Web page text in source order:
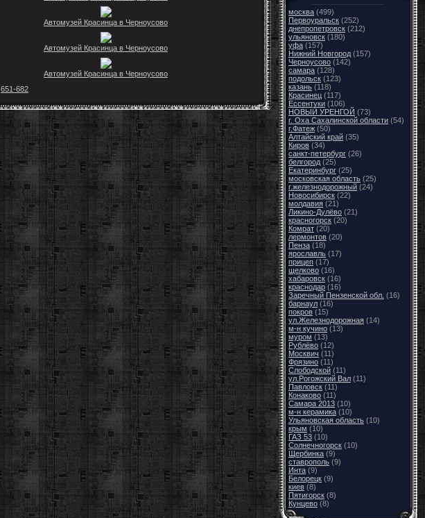
Автомузей Красинца в Черноусово
Автомузей Красинца в Черноусово
Автомузей Красинца в Черноусово
651-682
москва (499)
Первоуральск (252)
днепропетровск (212)
ульяновск (180)
уфа (157)
Нижний Новгород (157)
Черноусово (142)
самара (128)
подольск (123)
казань (118)
Красинец (117)
Ессентуки (106)
НОВЫЙ УРЕНГОЙ (73)
г. Оха Сахалинской области (54)
г.Фатеж (50)
Алтайский край (35)
Киров (34)
санкт-петербург (26)
белгород (25)
Екатеринбург (25)
московская область (25)
г.железнодорожный (24)
Новосибирск (22)
молдавия (21)
Ликино-Дулёво (21)
красногорск (20)
Комрат (20)
лермонтов (20)
Пенза (18)
ярославль (17)
прицеп (17)
щелково (16)
хабаровск (16)
краснодар (16)
Заречный Пензенской обл. (16)
барнаул (16)
покров (15)
ул.Железнодорожная (14)
м-н кучино (13)
муром (13)
Рублёво (12)
Москвич (11)
Фрязино (11)
Слободской (11)
ул.Рогожский Вал (11)
Павловск (11)
Конаково (11)
Самара 2013 (10)
м-н керамика (10)
Ульяновская область (10)
крым (10)
ГАЗ 53 (10)
Солнечногорск (10)
Щербинка (9)
ставрополь (9)
Инта (9)
Белорецк (9)
киев (8)
Пятигорск (8)
Кунцево (8)